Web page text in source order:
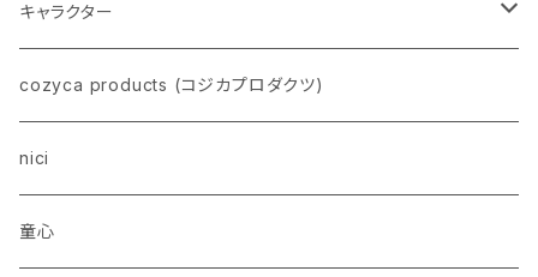
ネコ
イヌ
トイプードル
柴犬
ウザギ
パンダ
キャラクター
スヌーピー
モンチッチ
ムーミン
cozyca products (コジカプロダクツ)
nici
童心